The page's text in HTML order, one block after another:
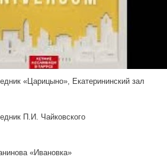
«Царицыно», Екатерининский зал
П.И. Чайковского
«Ивановка»